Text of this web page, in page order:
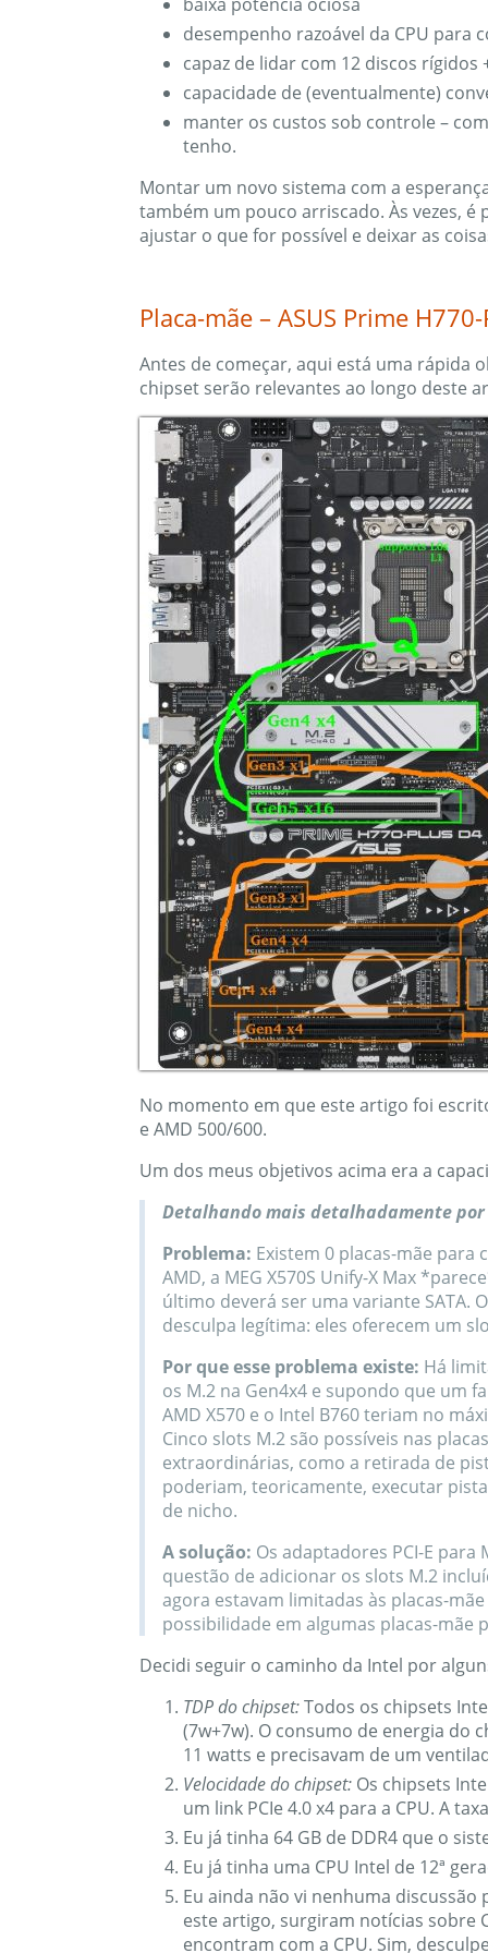
baixa potência ociosa
desempenho razoável da CPU para
capaz de lidar com 12 discos rígidos
capacidade de (eventualmente)
manter os custos sob controle –
tenho.
Montar um novo sistema com a
também um pouco arriscado. Às vezes,
ajustar o que for possível e deixar as
Placa-mãe – ASUS Prime
Antes de começar, aqui está uma rápida
chipset serão relevantes ao longo deste
No momento em que este artigo foi
e AMD 500/600.
Um dos meus objetivos acima era a
Detalhando mais detalhadamente
Problema: Existem 0 placas-mãe
AMD, a MEG X570S Unify-X Max
último deverá ser uma variante SATA.
desculpa legítima: eles oferecem um
Por que esse problema existe: Há
os M.2 na Gen4x4 e supondo que um
AMD X570 e o Intel B760 teriam no
Cinco slots M.2 são possíveis nas
extraordinárias, como a retirada de
poderiam, teoricamente, executar
de nicho.
A solução: Os adaptadores PCI-E
questão de adicionar os slots M.2
agora estavam limitadas às placas-
possibilidade em algumas placas-mãe
Decidi seguir o caminho da Intel por
TDP do chipset:Todos os chipsets
(7w+7w). O consumo de energia do
11 watts e precisavam de um
Velocidade do chipset: Os chipsets
um link PCIe 4.0 x4 para a CPU. A
Eu já tinha 64 GB de DDR4 que o
Eu já tinha uma CPU Intel de 12ª
Eu ainda não vi nenhuma
este artigo, surgiram notícias sobre
encontram com a CPU. Sim,